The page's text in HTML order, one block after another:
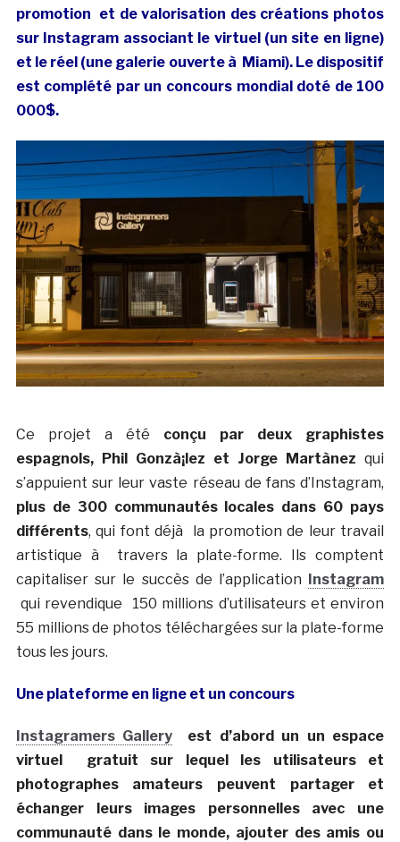
promotion et de valorisation des créations photos
sur Instagram associant le virtuel (un site en ligne)
et le réel (une galerie ouverte à Miami). Le dispositif
est complété par un concours mondial doté de 100
000$.
Ce projet a été conçu par deux graphistes
espagnols, Phil Gonzà¡lez et Jorge Martà­nez qui
s’appuient sur leur vaste réseau de fans d’Instagram,
plus de 300 communautés locales dans 60 pays
différents, qui font déjà la promotion de leur travail
artistique à travers la plate-forme. Ils comptent
capitaliser sur le succès de l’application Instagram
qui revendique 150 millions d’utilisateurs et environ
55 millions de photos téléchargées sur la plate-forme
tous les jours.
Une plateforme en ligne et un concours
Instagramers Gallery est d’abord un un espace
virtuelgratuit sur lequel les utilisateurs et
photographes amateurs peuvent partager et
échanger leurs images personnelles avec une
communauté dans le monde, ajouter des amis ou